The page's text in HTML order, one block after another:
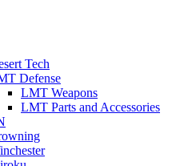
Tech
Defense
LMT Weapons
LMT Parts and Accessories